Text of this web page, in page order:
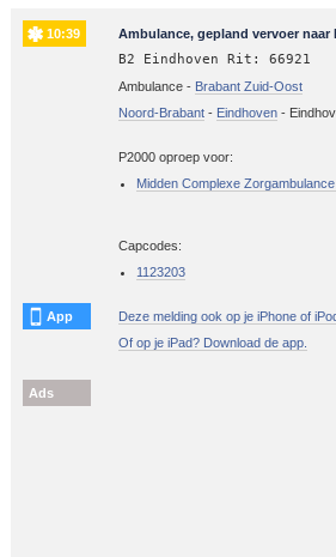
10:39 Ambulance, gepland vervoer naar
B2 Eindhoven Rit: 66921
Ambulance - Brabant Zuid-Oost
Noord-Brabant- Eindhoven-
P2000 oproep voor:
Midden Complexe
Capcodes:
1123203
App
Deze melding ook op je iPhone of
Of op je iPad? Download de app.
Ads